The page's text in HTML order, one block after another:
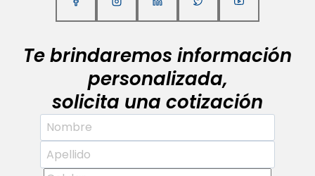
Te brindaremos información
personalizada,
solicita una cotización